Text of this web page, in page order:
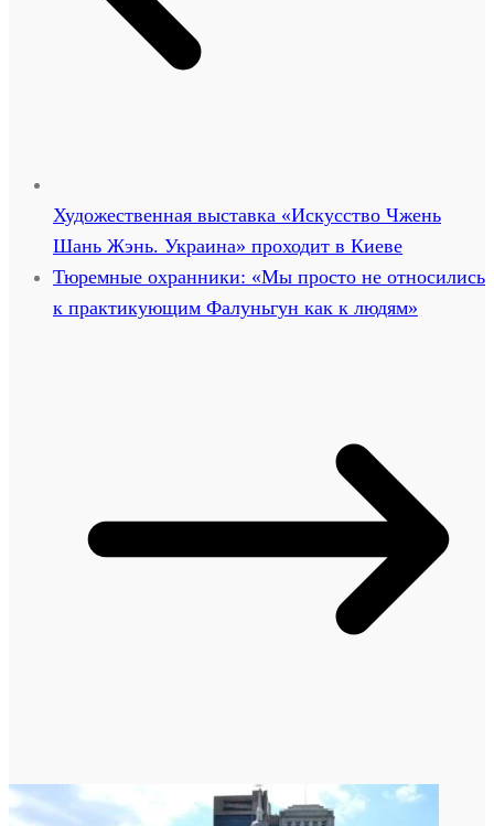
Художественная выставка «Искусство Чжень
Шань Жэнь. Украина» проходит в Киеве
Тюремные охранники: «Мы просто не относились
к практикующим Фалуньгун как к людям»